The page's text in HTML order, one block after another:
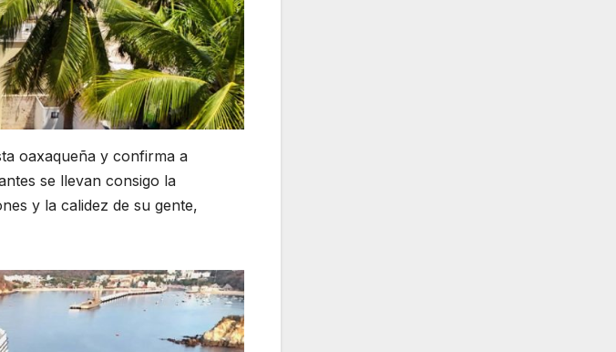
oaxaqueña y confirma a
se llevan consigo la
y la calidez de su gente,